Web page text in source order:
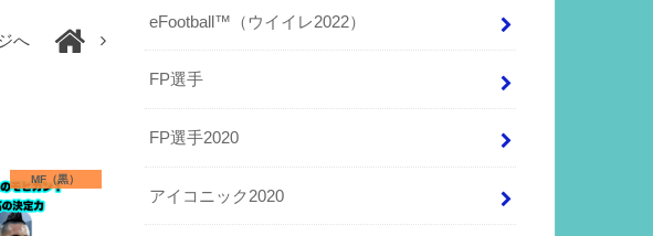
へ
MF（黒）
eFootball™（ウイイレ2022）
FP選手
FP選手2020
アイコニック2020